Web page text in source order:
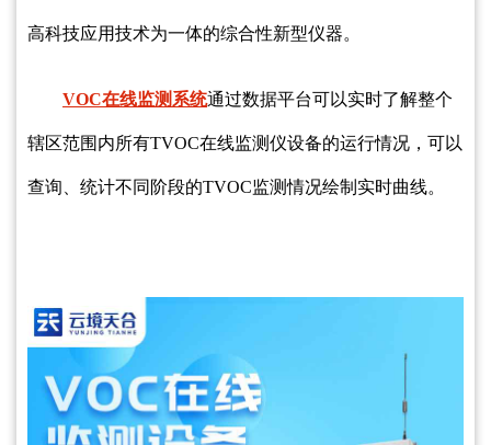
高科技应用技术为一体的综合性新型仪器。
VOC在线监测系统通过数据平台可以实时了解整个
辖区范围内所有TVOC在线监测仪设备的运行情况，可以
查询、统计不同阶段的TVOC监测情况绘制实时曲线。